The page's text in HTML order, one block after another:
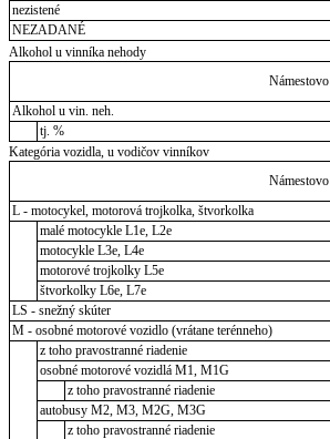
nezistené
NEZADANÉ
Alkohol u vinníka nehody
Námestovo
Alkohol u vin. neh.
tj. %
Kategória vozidla, u vodičov vinníkov
Námestovo
L - motocykel, motorová trojkolka, štvorkolka
malé motocykle L1e, L2e
motocykle L3e, L4e
motorové trojkolky L5e
štvorkolky L6e, L7e
LS - snežný skúter
M - osobné motorové vozidlo (vrátane terénneho)
z toho pravostranné riadenie
osobné motorové vozidlá M1, M1G
z toho pravostranné riadenie
autobusy M2, M3, M2G, M3G
z toho pravostranné riadenie